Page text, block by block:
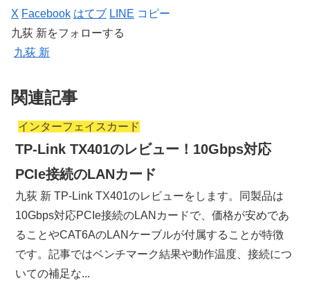
X Facebook はてブ LINE コピー
九荻 新をフォローする
九荻 新
関連記事
インターフェイスカード
TP-Link TX401のレビュー！10Gbps対応
PCIe接続のLANカード
九荻 新 TP-Link TX401のレビューをします。同製品は
10Gbps対応PCIe接続のLANカードで、価格が安めであ
ることやCAT6AのLANケーブルが付属することが特徴
です。記事ではベンチマーク結果や動作温度、接続につ
いての補足な...